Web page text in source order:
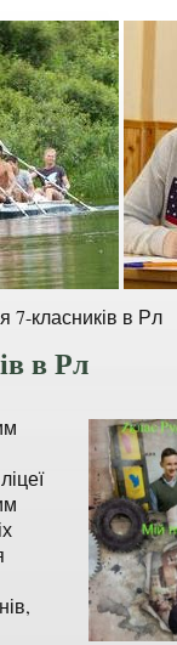
7-класників в Рл
в Рл